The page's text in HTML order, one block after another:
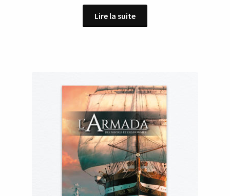
Lire la suite